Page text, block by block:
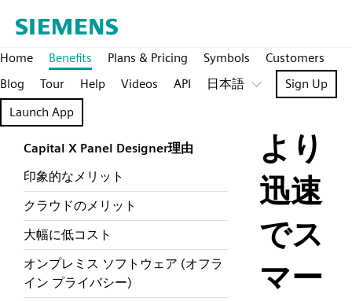
Home Benefits Plans & Pricing Symbols
Customers
Blog
Tour Help Videos API 日本語
Sign Up
Launch App
Capital X Panel Designer理由
印象的なメリット
クラウドのメリット
大幅に低コスト
オンプレミス ソフトウェア (オフラ
イン プライバシー)
より
迅速
でス
マー